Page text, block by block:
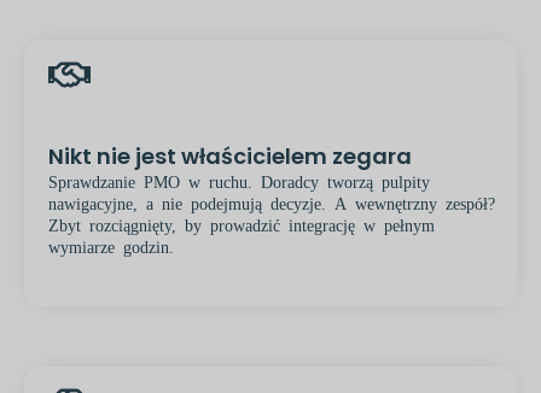
Nikt nie jest właścicielem zegara
Sprawdzanie PMO w ruchu. Doradcy tworzą pulpity
nawigacyjne, a nie podejmują decyzje. A wewnętrzny zespół?
Zbyt rozciągnięty, by prowadzić integrację w pełnym
wymiarze godzin.